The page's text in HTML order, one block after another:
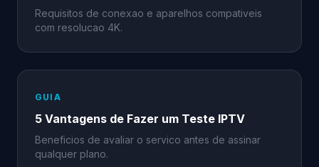
Requisitos de conexao e aparelhos compativeis
com resolucao 4K.
GUIA
5 Vantagens de Fazer um Teste IPTV
Beneficios de avaliar o servico antes de assinar
qualquer plano.